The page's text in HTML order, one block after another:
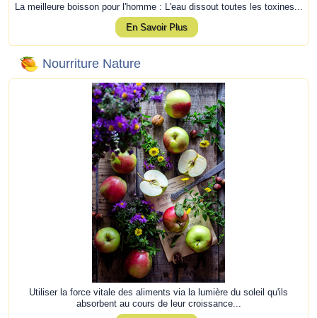
La meilleure boisson pour l'homme : L'eau dissout toutes les toxines...
En Savoir Plus
Nourriture Nature
Utiliser la force vitale des aliments via la lumière du soleil qu'ils
absorbent au cours de leur croissance...